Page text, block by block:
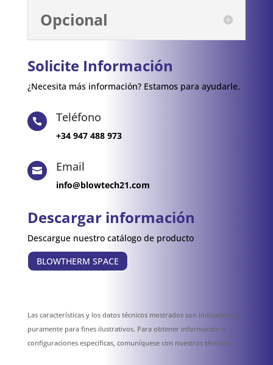
Opcional
Solicite Información
¿Necesita más información? Estamos para ayudarle.
 Teléfono
+34 947 488 973
 Email
info@blowtech21.com
Descargar información
Descargue nuestro catálogo de producto
BLOWTHERM SPACE
Las características y los datos técnicos mostrados son indicativos y
puramente para fines ilustrativos. Para obtener información o
configuraciones específicas, comuníquese con nuestros técnicos.